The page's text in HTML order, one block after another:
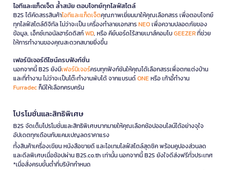
ไอทีและแก็ดเจ็ต ล้ำสมัย ตอบโจทย์ทุกไลฟ์สไตล์
B2S ได้คัดสรรสินค้าไอทีและแก็ดเจ็ตคุณภาพเยี่ยมมาให้คุณเลือกสรร เพื่อตอบโจทย์
ทุกไลฟ์สไตล์ดิจิทัล ไม่ว่าจะเป็น เครื่องทำลายเอกสารNEOเพื่อความปลอดภัยของ
ข้อมูล, เอ็กซ์เทอนัลฮาร์ดดิสก์WD, หรือ คีย์บอร์ดไร้สายเมาส์คอมโบGEEZERที่ช่วย
ให้การทำงานของคุณสะดวกสบายยิ่งขึ้น
เฟอร์นิเจอร์ดีไซน์ครบฟังก์ชั่น
นอกจากนี้ B2S ยังมีเฟอร์นิเจอร์ครบทุกฟังก์ชันให้คุณได้เลือกสรรเพื่อตกแต่งบ้าน
และที่ทำงาน ไม่ว่าจะเป็นโต๊ะทำงานพับได้ จากแบรนด์ONEหรือ เก้าอี้ทำงาน
Furradecก็มีให้เลือกครบครัน
โปรโมชั่นและสิทธิพิเศษ
B2S จัดเต็มโปรโมชั่นและสิทธิพิเศษมากมายให้คุณเลือกช้อปออนไลน์ได้อย่างจุใจ
อัปเดตทุกเดือนกับแคมเปญลดราคาแรง
ทั้งสินค้าเครื่องเขียน หนังสือขายดี และไอเทมไลฟ์สไตล์สุดชิค พร้อมคูปองส่วนลด
และดีลพิเศษเมื่อช้อปผ่าน B2S.co.th เท่านั้น นอกจากนี้ B2S ยังใจดีส่งฟรีทั่วประเทศ
*เมื่อสั่งครบขั้นต่ำที่บริษัทกำหนด